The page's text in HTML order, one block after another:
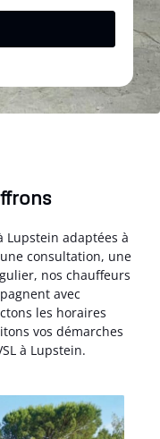
Lupstein adaptées à
consultation, une
nos chauffeurs
avec
les horaires
vos démarches
à Lupstein.